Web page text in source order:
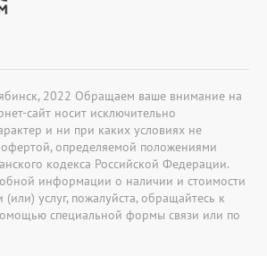
2022 Обращаем ваше внимание на
сайт носит исключительно
и ни при каких условиях не
определяемой положениями
кодекса Российской Федерации.
информации о наличии и стоимости
услуг, пожалуйста, обращайтесь к
специальной формы связи или по